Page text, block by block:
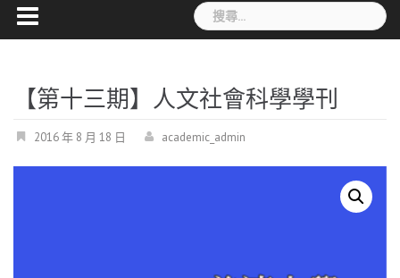
搜
尋
字:
【第十三期】人文社會科學學刊
2016 年 8 月 18 日 academic_admin